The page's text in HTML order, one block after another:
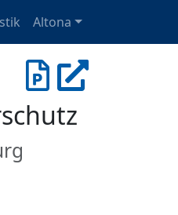
Altona